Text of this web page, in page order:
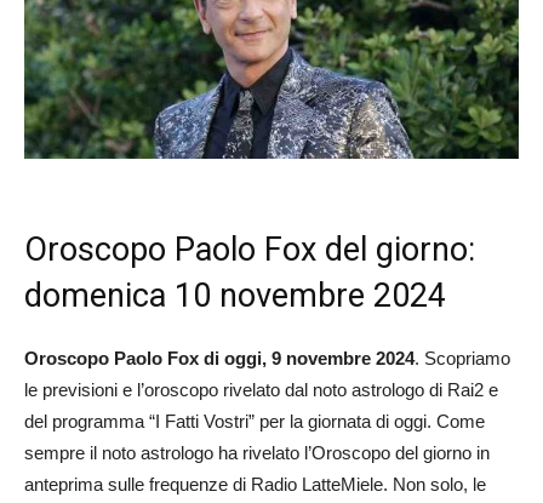
Oroscopo Paolo Fox del giorno:
domenica 10 novembre 2024
Oroscopo Paolo Fox di oggi, 9 novembre 2024. Scopriamo
le previsioni e l’oroscopo rivelato dal noto astrologo di Rai2 e
del programma “I Fatti Vostri” per la giornata di oggi. Come
sempre il noto astrologo ha rivelato l’Oroscopo del giorno in
anteprima sulle frequenze di Radio LatteMiele. Non solo, le